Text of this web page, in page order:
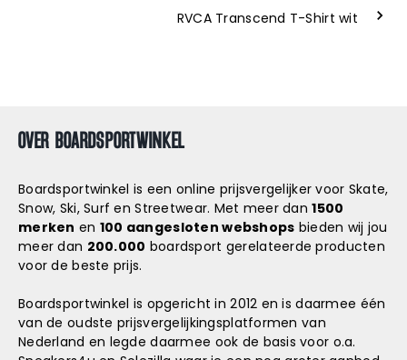
RVCA Transcend T-Shirt wit
OVER BOARDSPORTWINKEL
Boardsportwinkel is een online prijsvergelijker voor Skate,
Snow, Ski, Surf en Streetwear. Met meer dan1500
merken en 100 aangesloten webshops bieden wij jou
meer dan 200.000 boardsport gerelateerde producten
voor de beste prijs.
Boardsportwinkel is opgericht in 2012 en is daarmee één
van de oudste prijsvergelijkingsplatformen van
Nederland en legde daarmee ook de basis voor o.a.